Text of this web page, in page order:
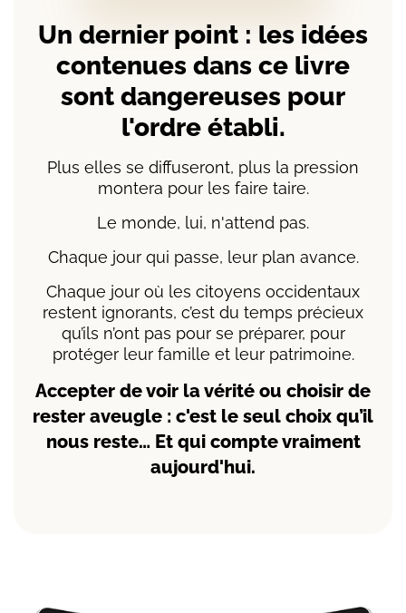
Un dernier point : les idées
contenues dans ce livre
sont dangereuses pour
l'ordre établi.
Plus elles se diffuseront, plus la pression
montera pour les faire taire.
Le monde, lui, n'attend pas.
Chaque jour qui passe, leur plan avance.
Chaque jour où les citoyens occidentaux
restent ignorants, c’est du temps précieux
qu’ils n’ont pas pour se préparer, pour
protéger leur famille et leur patrimoine.
Accepter de voir la vérité ou choisir de
rester aveugle : c'est le seul choix qu’il
nous reste… Et qui compte vraiment
aujourd'hui.